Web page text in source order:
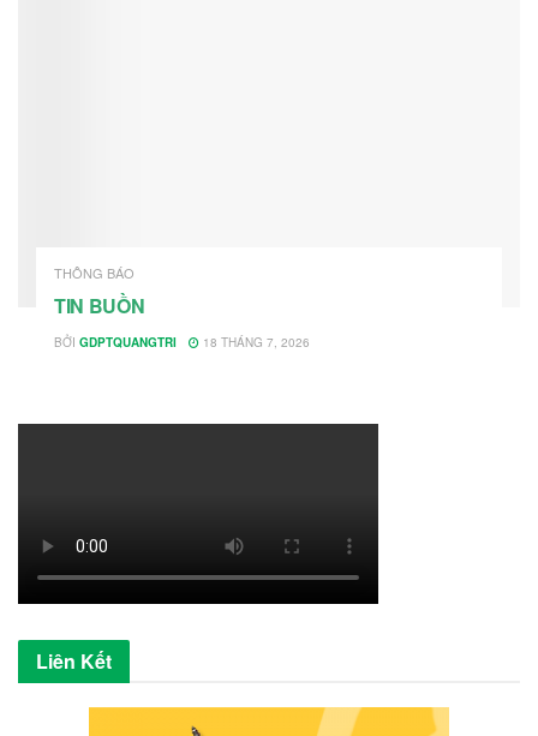
THÔNG BÁO
TIN BUỒN
BỞI GDPTQUANGTRI 18 THÁNG 7, 2026
Liên Kết